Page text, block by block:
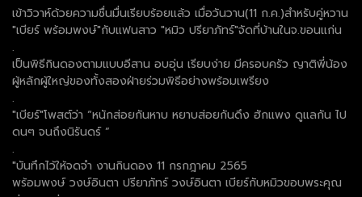
เข้าวิวาห์ด้วยความชื่นมื่นเรียบร้อยแล้ว เมื่อวันวาน(11 ก.ค.)สำหรับคู่หวาน
"เบียร์ พร้อมพงษ์"กับแฟนสาว "หมิว ปรียาภัทร์"จัดที่บ้านในจ.ขอนแก่น
.
เป็นพิธีกินดองตามแบบอีสาน อบอุ่น เรียบง่าย มีครอบครัว ญาติพี่น้อง
ผู้หลักผู้ใหญ่ของทั้งสองฝ่ายร่วมพิธีอย่างพร้อมเพรียง
.
"เบียร์"โพสต์ว่า “หนักส่อยกันหาบ หยาบส่อยกันดึง ฮักแพง ดูแลกัน ไป
ดนๆ จนถึงนิรันดร์ ”
.
"บันทึกไว้ให้จดจำ งานกินดอง 11 กรกฎาคม 2565
พร้อมพงษ์ วงษ์อินตา ปรียาภัทร์ วงษ์อินตา เบียร์กับหมิวขอบพระคุณ